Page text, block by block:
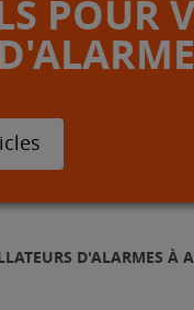
POUR
D'ALARMES À